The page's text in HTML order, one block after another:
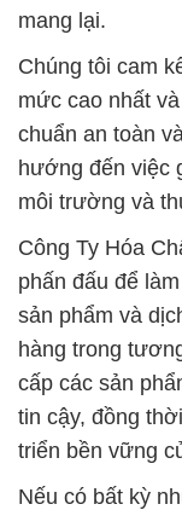
hướng đến việc
môi trường và
Công Ty Hóa
phấn đấu để
sản phẩm và
hàng trong
cấp các sản
tin cậy, đồng
triển bền vững
Nếu có bất kỳ
về chính sách
hàng có thể liên
# Nơi phân phối
Oxalat Axít